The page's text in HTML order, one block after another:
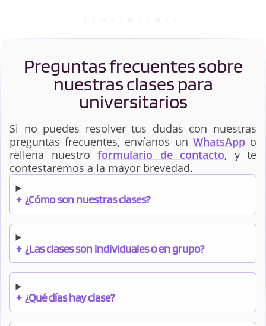
Preguntas frecuentes sobre
nuestras clases para
universitarios
Si no puedes resolver tus dudas con nuestras
preguntas frecuentes, envíanos un WhatsAppo
rellena nuestro formulario de contacto, y te
contestaremos a la mayor brevedad.
+ ¿Cómo son nuestras clases?
+ ¿Las clases son individuales o en grupo?
+ ¿Qué días hay clase?